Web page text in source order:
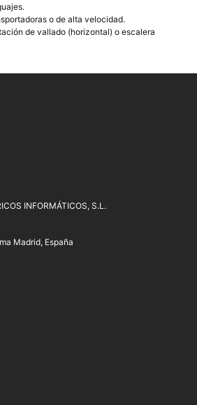
o de alta velocidad.
de vallado (horizontal) o escalera
INFORMÁTICOS, S.L.
Madrid, España